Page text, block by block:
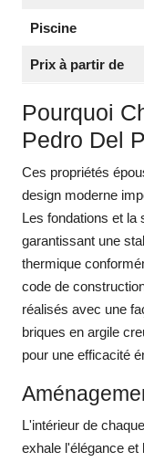
Piscine
Prix à partir de
Pourquoi
Pedro Del
Ces propriétés
design moderne
Les fondations et la
garantissant une
thermique
code de
réalisés avec une
briques en argile
pour une efficacité
L'intérieur de
exhale l'élégance et